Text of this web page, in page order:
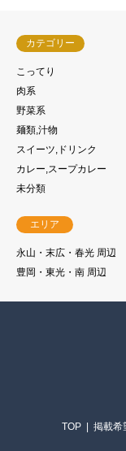
カテゴリー
こってり
肉系
野菜系
麺類,汁物
スイーツ,ドリンク
カレー,スープカレー
未分類
エリア
永山・末広・春光 周辺
豊岡・東光・南 周辺
TOP 掲載希